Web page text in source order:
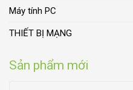
Máy tính PC
THIẾT BỊ MẠNG
Sản phẩm mới